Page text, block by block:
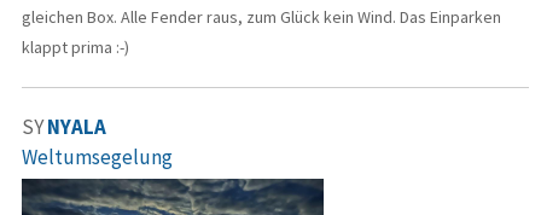
gleichen Box. Alle Fender raus, zum Glück kein Wind. Das Einparken
klappt prima :-)
SYNYALA
Weltumsegelung